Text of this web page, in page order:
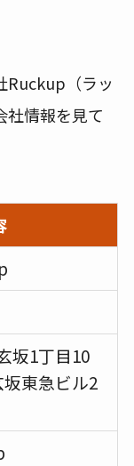
Ruckup（ラッ
社情報を見て
坂1丁目10
東急ビル2